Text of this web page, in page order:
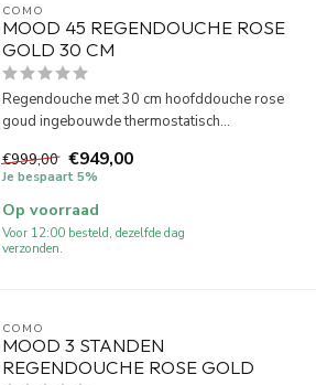
COMO
MOOD 45 REGENDOUCHE ROSE
GOLD 30 CM
Regendouche met 30 cm hoofddouche rose
goud ingebouwde thermostatisch...
€999,00 €949,00
Je bespaart 5%
Op voorraad
Voor 12:00 besteld, dezelfde dag
verzonden.
COMO
MOOD 3 STANDEN
REGENDOUCHE ROSE GOLD